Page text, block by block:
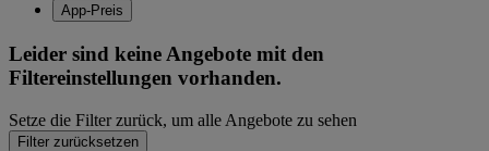
App-Preis
Leider sind keine Angebote mit den
Filtereinstellungen vorhanden.
Setze die Filter zurück, um alle Angebote zu sehen
Filter zurücksetzen